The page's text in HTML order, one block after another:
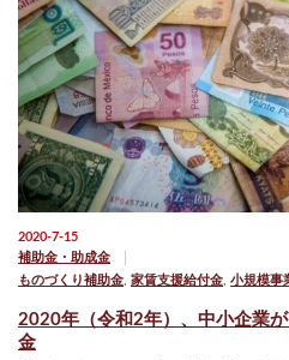
2020-7-15
補助金・助成金
ものづくり補助金 家賃支援給付金 小規模事
2020年（令和2年）、中小企業
金